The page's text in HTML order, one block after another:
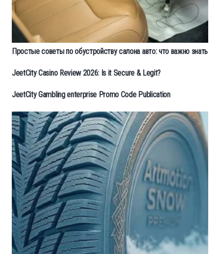
Простые советы по обустройству салона авто: что важно знать
JeetCity Casino Review 2026: Is it Secure & Legit?
JeetCity Gambling enterprise Promo Code Publication